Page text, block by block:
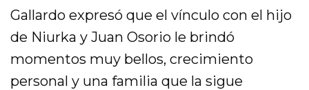
Gallardo expresó que el vínculo con el hijo
de Niurka y Juan Osorio le brindó
momentos muy bellos, crecimiento
personal y una familia que la sigue